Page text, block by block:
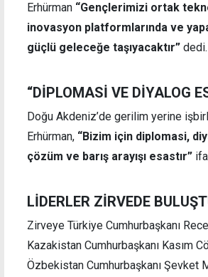
Erhürman “Gençlerimizi ortak
inovasyon platformlarında ve
güçlü geleceğe taşıyacaktır” dedi.
“DİPLOMASİ VE DİYALOG
Doğu Akdeniz’de gerilim yerine
Erhürman, “Bizim için diplomasi,
çözüm ve barış arayışı esastır”
LİDERLER ZİRVEDE
Zirveye Türkiye Cumhurbaşkanı
Kazakistan Cumhurbaşkanı Kasım
Özbekistan Cumhurbaşkanı Şevket